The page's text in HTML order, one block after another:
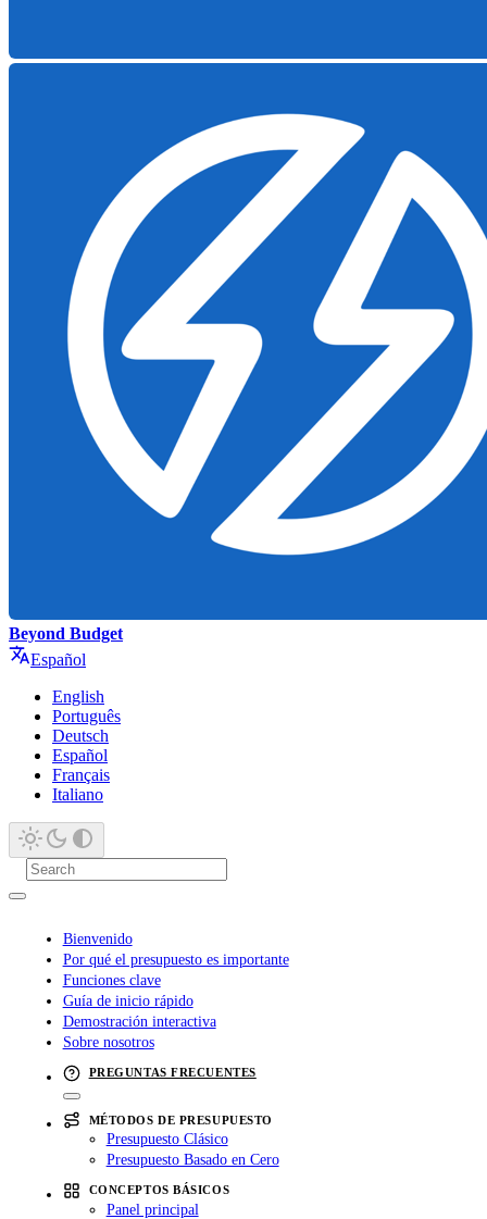
Beyond Budget
Español
English
Português
Deutsch
Español
Français
Italiano
Bienvenido
Por qué el presupuesto es importante
Funciones clave
Guía de inicio rápido
Demostración interactiva
Sobre nosotros
PREGUNTAS FRECUENTES
MÉTODOS DE PRESUPUESTO
Presupuesto Clásico
Presupuesto Basado en Cero
CONCEPTOS BÁSICOS
Panel principal